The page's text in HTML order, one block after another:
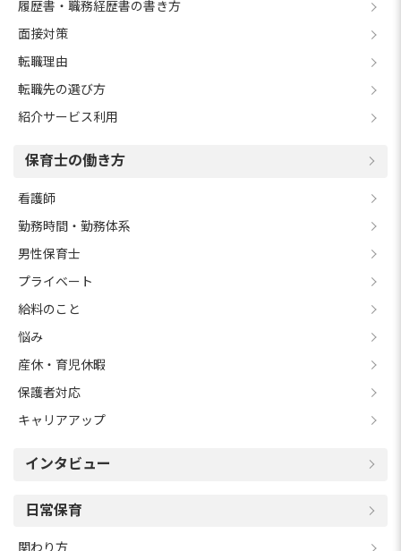
履歴書・職務経歴書の書き方
面接対策
転職理由
転職先の選び方
紹介サービス利用
保育士の働き方
看護師
勤務時間・勤務体系
男性保育士
プライベート
給料のこと
悩み
産休・育児休暇
保護者対応
キャリアアップ
インタビュー
日常保育
関わり方